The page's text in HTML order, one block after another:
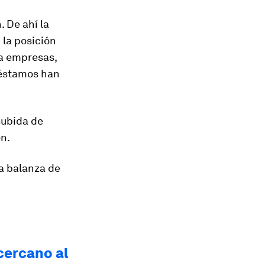
De ahí la
posición
empresas,
han
de
balanza de
al